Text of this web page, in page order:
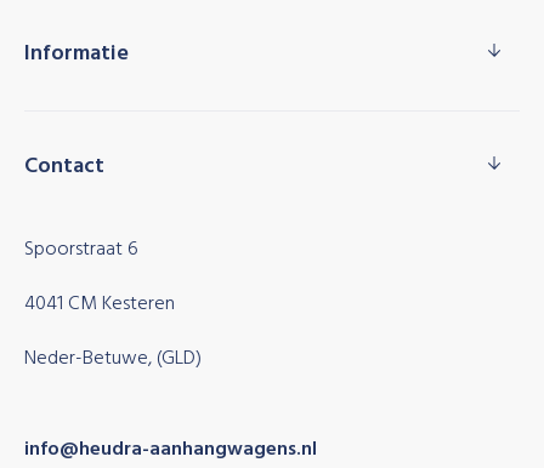
Informatie
Contact
Spoorstraat 6
4041 CM Kesteren
Neder-Betuwe, (GLD)
info@heudra-aanhangwagens.nl